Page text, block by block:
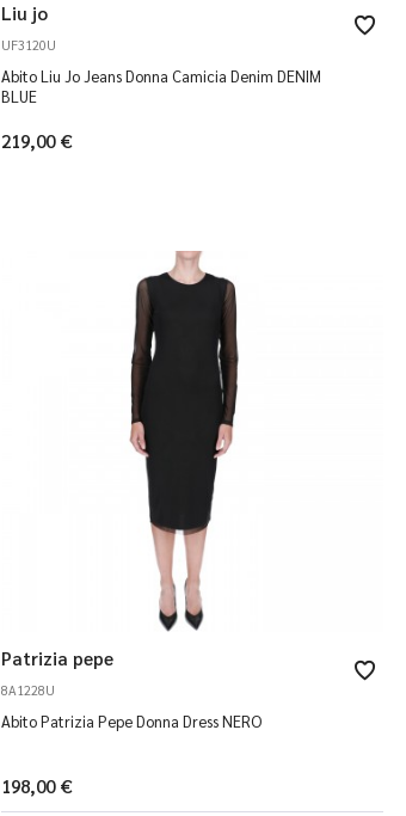
Liu jo
UF3120U
Abito Liu Jo Jeans Donna Camicia Denim DENIM
BLUE
219,00 €
Patrizia pepe
8A1228U
Abito Patrizia Pepe Donna Dress NERO
198,00 €